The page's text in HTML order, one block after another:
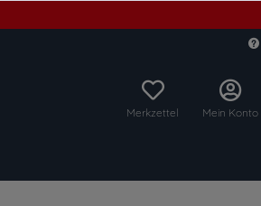
Merkzettel Mein Konto